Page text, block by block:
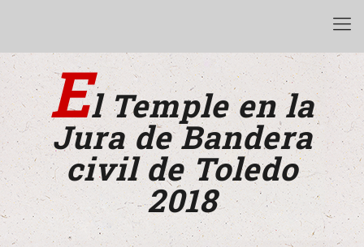
El Temple en la
Jura de Bandera
civil de Toledo
2018